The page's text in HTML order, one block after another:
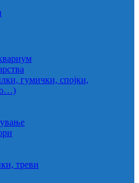
гумички, спојки,
треви